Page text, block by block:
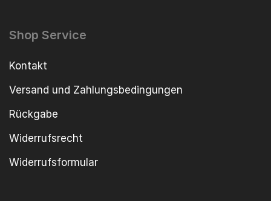
Shop Service
Kontakt
Versand und Zahlungsbedingungen
Rückgabe
Widerrufsrecht
Widerrufsformular